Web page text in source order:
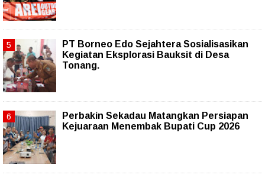
PT Borneo Edo Sejahtera Sosialisasikan
Kegiatan Eksplorasi Bauksit di Desa
Tonang.
Perbakin Sekadau Matangkan Persiapan
Kejuaraan Menembak Bupati Cup 2026